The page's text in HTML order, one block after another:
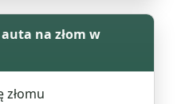
na złom w
złomu